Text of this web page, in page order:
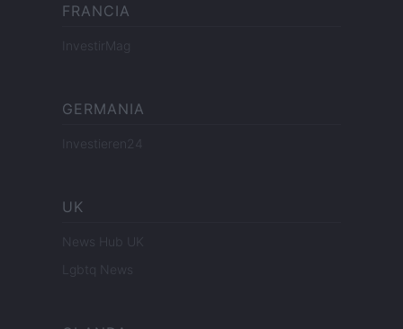
FRANCIA
InvestirMag
GERMANIA
Investieren24
UK
News Hub UK
Lgbtq News